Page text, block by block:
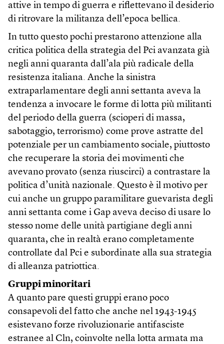
attive in tempo di guerra e riflettevano il desiderio
di ritrovare la militanza dell’epoca bellica.
In tutto questo pochi prestarono attenzione alla
critica politica della strategia del Pci avanzata già
negli anni quaranta dall’ala più radicale della
resistenza italiana. Anche la sinistra
extraparlamentare degli anni settanta aveva la
tendenza a invocare le forme di lotta più militanti
del periodo della guerra (scioperi di massa,
sabotaggio, terrorismo) come prove astratte del
potenziale per un cambiamento sociale, piuttosto
che recuperare la storia dei movimenti che
avevano provato (senza riuscirci) a contrastare la
politica d’unità nazionale. Questo è il motivo per
cui anche un gruppo paramilitare guevarista degli
anni settanta come i Gap aveva deciso di usare lo
stesso nome delle unità partigiane degli anni
quaranta, che in realtà erano completamente
controllate dal Pci e subordinate alla sua strategia
di alleanza patriottica.
Gruppi minoritari
A quanto pare questi gruppi erano poco
consapevoli del fatto che anche nel 1943-1945
esistevano forze rivoluzionarie antifasciste
estranee al Cln, coinvolte nella lotta armata ma